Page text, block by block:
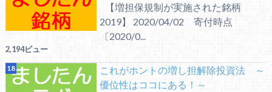
【増担保規制が実施された銘柄
2019】 2020/04/02 寄付時点
〔2020/0...
2,194ビュー
これがホントの増し担解除投資法 ～
優位性はココにある！～